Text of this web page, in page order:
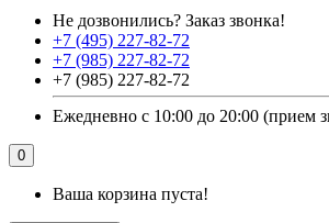
Не дозвонились? Заказ звонка!
+7 (495) 227-82-72
+7 (985) 227-82-72
+7 (985) 227-82-72
Ежедневно с 10:00 до 20:00 (прием
0
Ваша корзина пуста!